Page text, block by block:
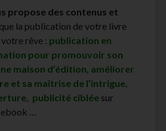
propose des contenus et
la publication de votre livre
rêve : publication en
pour promouvoir son
maison d’édition, améliorer
et sa maîtrise de l’intrigue,
publicité ciblée sur
…